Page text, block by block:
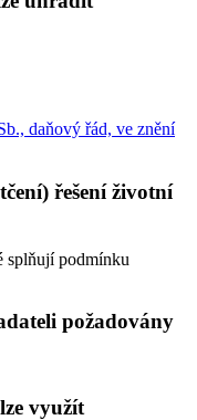
daňový řád, ve znění
řešení životní
splňují podmínku
požadovány
využít